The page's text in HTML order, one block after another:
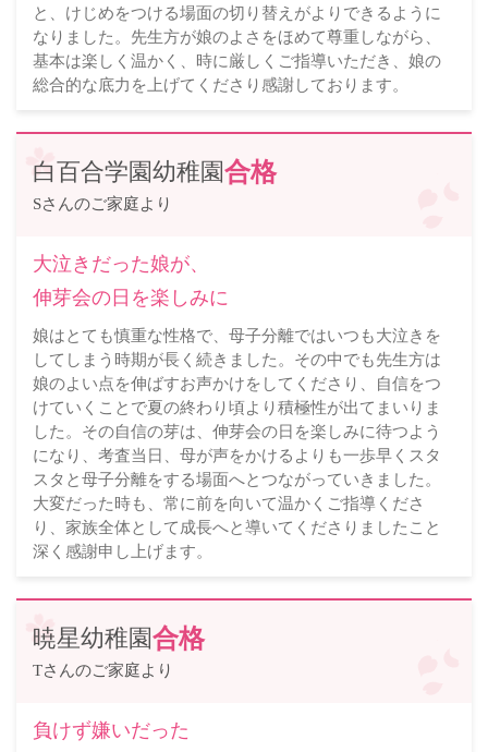
と、けじめをつける場面の切り替えがよりできるように
なりました。先生方が娘のよさをほめて尊重しながら、
基本は楽しく温かく、時に厳しくご指導いただき、娘の
総合的な底力を上げてくださり感謝しております。
白百合学園幼稚園合格
Sさんのご家庭より
大泣きだった娘が、
伸芽会の日を楽しみに
娘はとても慎重な性格で、母子分離ではいつも大泣きを
してしまう時期が長く続きました。その中でも先生方は
娘のよい点を伸ばすお声かけをしてくださり、自信をつ
けていくことで夏の終わり頃より積極性が出てまいりま
した。その自信の芽は、伸芽会の日を楽しみに待つよう
になり、考査当日、母が声をかけるよりも一歩早くスタ
スタと母子分離をする場面へとつながっていきました。
大変だった時も、常に前を向いて温かくご指導くださ
り、家族全体として成長へと導いてくださりましたこと
深く感謝申し上げます。
暁星幼稚園合格
Tさんのご家庭より
負けず嫌いだった